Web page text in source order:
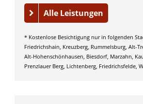
Alle Leistungen
* Kostenlose Besichtigung nur in folgenden
Friedrichshain, Kreuzberg, Rummelsburg, Alt-
Alt-Hohenschönhausen, Biesdorf, Marzahn,
Prenzlauer Berg, Lichtenberg, Friedrichsfelde,